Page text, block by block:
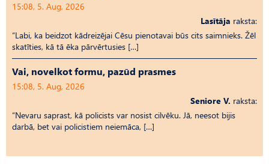
15:08, 5. Aug, 2026
Lasītāja raksta:
“Labi, ka beidzot kādreizējai Cēsu pienotavai būs cits saimnieks. Žēl
skatīties, kā tā ēka pārvērtusies […]
Vai, novelkot formu, pazūd prasmes
15:08, 5. Aug, 2026
Seniore V. raksta:
“Nevaru saprast, kā policists var nosist cilvēku. Jā, neesot bijis
darbā, bet vai policistiem neiemāca, […]